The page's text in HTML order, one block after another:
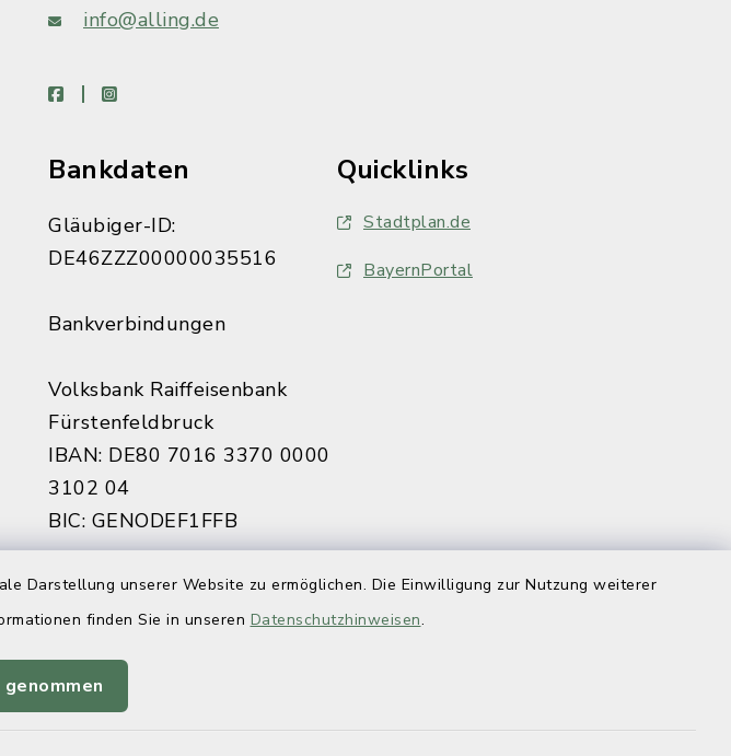
Darstellung unserer Website zu ermöglichen. Die Einwilligung zur Nutzung weiterer
finden Sie in unseren Datenschutzhinweisen.
info@alling.de
facebookinstagram
Bankdaten
Gläubiger-ID:
DE46ZZZ00000035516
Bankverbindungen
Volksbank Raiffeisenbank
Fürstenfeldbruck
IBAN: DE80 7016 3370 0000
3102 04
BIC: GENODEF1FFB
Sparkasse Fürstenfeldbruck
IBAN: DE84 7005 3070 0009
BIC: BYLADEM1FFB
Quicklinks
Stadtplan.de
BayernPortal